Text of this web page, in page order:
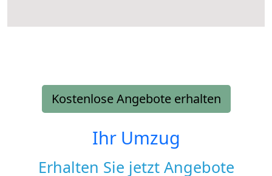
Kostenlose Angebote erhalten
Ihr Umzug
Erhalten Sie jetzt Angebote